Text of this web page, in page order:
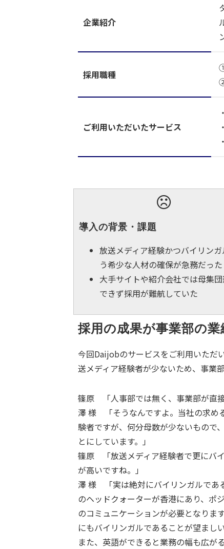
企業紹介
採用職種
ご利用いただいたサービス
導入の背景・課題
放送メディア経験かつバイリン
う希少な人材の確保が急務だった
大手サイトや紹介会社では母集
できず採用が難航していた
採用の成果が事業部の業
今回Daijobのサービスをご利用いただ
送メディア経験者が少ないため、事業
篠原 「人事部では無く、事業部が直
澤 様 「そうなんですよ。当社の求め
験者ですが、何分母数が少ないもので
とにしています。」
篠原 「放送メディア経験者で更にバ
が高いですね。」
澤 様 「実は絶対にバイリンガルであ
のヘッドクォーターが香港にあり、ポ
のコミュニケーションが必要となりま
にもバイリンガルであることが望まし
また、英語ができると業務の幅も広が